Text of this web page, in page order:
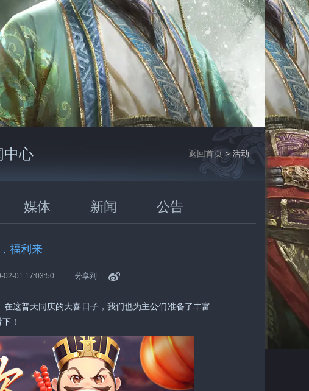
返回首页 > 活动
中心
媒体 新闻 公告
福利来
02-01 17:03:50 分享到
这普天同庆的大喜日子，我们也为主公们准备了丰富
！